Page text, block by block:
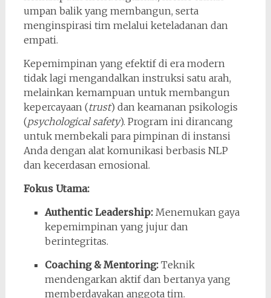
umpan balik yang membangun, serta
menginspirasi tim melalui keteladanan dan
empati.
Kepemimpinan yang efektif di era modern
tidak lagi mengandalkan instruksi satu arah,
melainkan kemampuan untuk membangun
kepercayaan (trust) dan keamanan psikologis
(psychological safety). Program ini dirancang
untuk membekali para pimpinan di instansi
Anda dengan alat komunikasi berbasis NLP
dan kecerdasan emosional.
Fokus Utama:
Authentic Leadership:Menemukan gaya
kepemimpinan yang jujur dan
berintegritas.
Coaching & Mentoring:Teknik
mendengarkan aktif dan bertanya yang
memberdayakan anggota tim.